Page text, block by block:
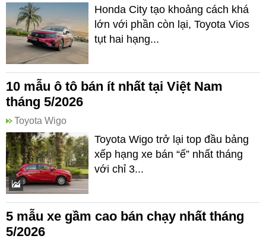
Honda City tạo khoảng cách khá
lớn với phần còn lại, Toyota Vios
tụt hai hạng...
10 mẫu ô tô bán ít nhất tại Việt Nam
tháng 5/2026
Toyota Wigo
Toyota Wigo trở lại top đầu bảng
xếp hạng xe bán “ế” nhất tháng
với chỉ 3...
5 mẫu xe gầm cao bán chạy nhất tháng
5/2026